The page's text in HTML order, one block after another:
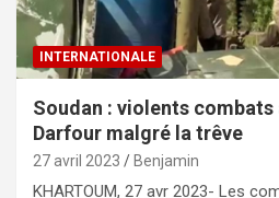
INTERNATIONALE
Soudan : violents combats
Darfour malgré la trêve
27 avril 2023 Benjamin
KHARTOUM, 27 avr 2023- Les